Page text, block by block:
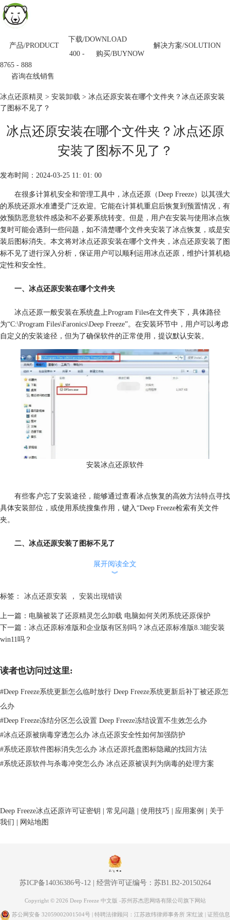
产品/PRODUCT 解决方案/SOLUTION
下载/DOWNLOAD
购买/BUYNOW
400 -
8765 - 888
咨询在线销售
冰点还原精灵 > 安装卸载 > 冰点还原安装在哪个文件夹？冰点还原安装
了图标不见了？
冰点还原安装在哪个文件夹？冰点还原
安装了图标不见了？
发布时间：2024-03-25 11: 01: 00
在很多计算机安全和管理工具中，冰点还原（Deep Freeze）以其强大
的系统还原水准遭受广泛欢迎。它能在计算机重启后恢复到预置情况，有
效预防恶意软件感染和不必要系统转变。但是，用户在安装与使用冰点恢
复时可能会遇到一些问题，如不清楚哪个文件夹安装了冰点恢复，或是安
装后图标消失。本文将对冰点还原安装在哪个文件夹，冰点还原安装了图
标不见了进行深入分析，保证用户可以顺利运用冰点还原，维护计算机稳
定性和安全性。
一、冰点还原安装在哪个文件夹
冰点还原一般安装在系统盘上Program Files在文件夹下，具体路径
为“C:\Program Files\Faronics\Deep Freeze”。在安装环节中，用户可以考虑
自定义的安装途径，但为了确保软件的正常使用，提议默认安装。
安装冰点还原软件
有些客户忘了安装途径，能够通过查看冰点恢复的高效方法特点寻找
具体安装部位，或使用系统搜集作用，键入“Deep Freeze检索有关文件
夹。
二、冰点还原安装了图标不见了
冰点恢复安装后，其标示常常表明在桌面或系统托盘地区，便捷用户
最先，查验在安装环节中是否选择了不创建快捷方式的选项。
次之，查看系统托盘区域的隐藏图标，保证冰点还原标志不被隐藏。
如果仍然找不着标示，可以试着重启计算机或重新安装冰点恢复，一
当冰点还原过程中遇到问题时，应先检查是否为最新版。过时的软件
版本可能和当前操作系统不兼容或出现已知错误。访问冰点还原的官网，
展开阅读全文
︾
标签： 冰点还原安装 ， 安装出现错误
上一篇： 电脑被装了还原精灵怎么卸载 电脑如何关闭系统还原保护
下一篇： 冰点还原标准版和企业版有区别吗？冰点还原标准版8.3能安装
win11吗？
读者也访问过这里:
#Deep Freeze系统更新怎么临时放行 Deep Freeze系统更新后补丁被还原怎
么办
#Deep Freeze冻结分区怎么设置 Deep Freeze冻结设置不生效怎么办
#冰点还原被病毒穿透怎么办 冰点还原安全性如何加强防护
#系统还原软件图标消失怎么办 冰点还原托盘图标隐藏的找回方法
#系统还原软件与杀毒冲突怎么办 冰点还原被误判为病毒的处理方案
Deep Freeze冰点还原许可证密钥 常见问题 使用技巧 应用案例
关于
我们
网站地图
苏ICP备14036386号-12| 经营许可证编号：苏B1.B2-20150264
Copyright © 2026 Deep Freeze 中文版 -苏州苏杰思网络有限公司旗下网站
苏公网安备 32059002001504号 | 特聘法律顾问：江苏政纬律师事务所 宋红波 | 证照信息